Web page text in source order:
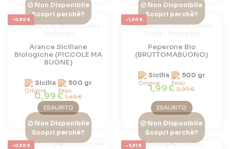
-0,50 €
Non Disponibile
Scopri perchè?
Arance Siciliane
Biologiche (PICCOLE MA
BUONE)
Sicilia 500 gr
0,99 €1,49 €
ESAURITO
-1,00 €
Non Disponibile
Scopri perchè?
Peperone Bio
(BRUTTOMABUONO)
Sicilia 500 gr
1,99 €2,99 €
ESAURITO
-0,50 €
Non Disponibile
Scopri perchè?
-3,51 €
Non Disponibile
Scopri perchè?